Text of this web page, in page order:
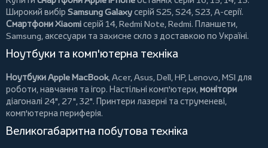
Широкий вибір Samsung Galaxyсерій S25, S24, S23, A-серії.
Смартфони Xiaomiсерій 14, Redmi Note, Redmi. Планшети,
Samsung, аксесуари тазахисне скло з доставкою по Україні.
Ноутбуки та комп'ютерна техніка
Ноутбуки Apple MacBook,Acer,Asus,Dell,HP,Lenovo,MSI для
роботи, навчання та ігор. Настільні комп'ютери,монітори
діагоналі 24", 27", 32". Принтери лазерні та струменеві,
комп'ютерна периферія.
Великогабаритна побутова техніка